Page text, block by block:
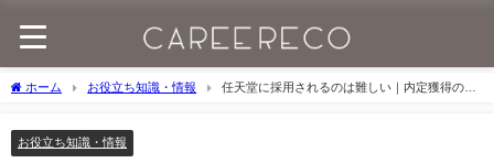
ホーム お役立ち知識・情報
任天堂に採用されるのは難しい｜内定獲得の秘
お役立ち知識・情報